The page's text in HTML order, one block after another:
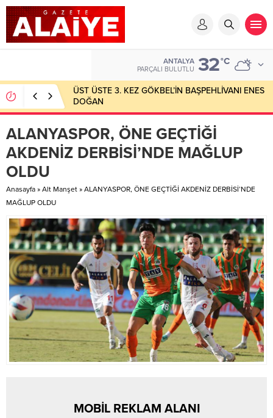
ANTALYA
PARÇALI BULUTLU 32°C
ÜST ÜSTE 3. KEZ GÖKBEL’İN BAŞPEHLİVANI ENES
DOĞAN
ALANYASPOR, ÖNE GEÇTİĞİ
AKDENİZ DERBİSİ’NDE MAĞLUP
OLDU
Anasayfa » Alt Manşet » ALANYASPOR, ÖNE GEÇTİĞİ AKDENİZ DERBİSİ’NDE
MAĞLUP OLDU
MOBİL REKLAM ALANI